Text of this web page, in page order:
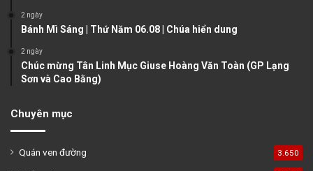
2 ngày
Bánh Mì Sáng | Thứ Năm 06.08 | Chúa hiển dung
2 ngày
Chúc mừng Tân Linh Mục Giuse Hoàng Văn Toàn (GP Lạng
Sơn và Cao Bằng)
Chuyên mục
Quán ven đường 3.650